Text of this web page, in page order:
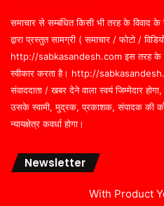
समाचार से सम्बंधित किसी भी तरह के विवाद
द्वारा प्रस्तुत सामग्री ( समाचार / फोटो /
http://sabkasandesh.com इस तरह के
स्वीकार करता है। http://
संवाददाता / खबर देने वाला स्वयं जिम्मेदार
उसके स्वामी, मुद्रक, प्रकाशक, संपादक की कोई
न्यायक्षेत्र कवर्धा होगा।
Newsletter
With Product